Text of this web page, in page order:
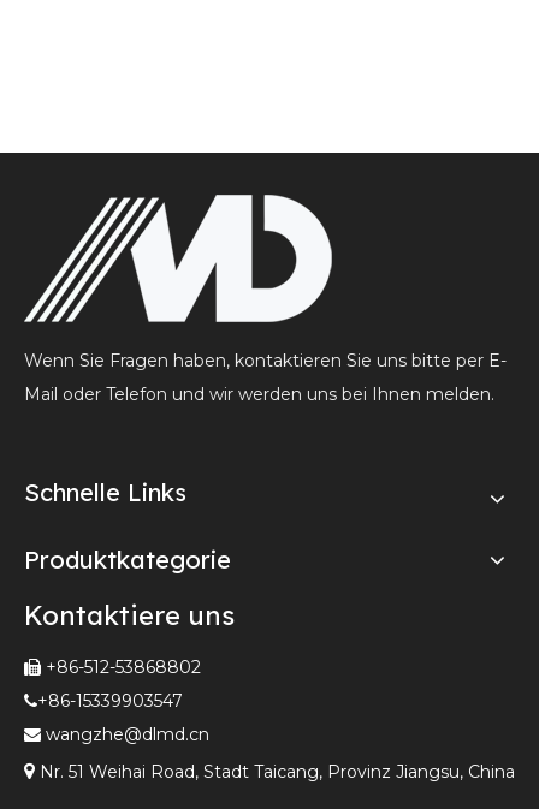
Wenn Sie Fragen haben, kontaktieren Sie uns bitte per E-
Mail oder Telefon und wir werden uns bei Ihnen melden.
Schnelle Links
Produktkategorie
Kontaktiere uns
 +86-512-53868802
+86-15339903547
 wangzhe@dlmd.cn
 Nr. 51 Weihai Road, Stadt Taicang, Provinz Jiangsu, China